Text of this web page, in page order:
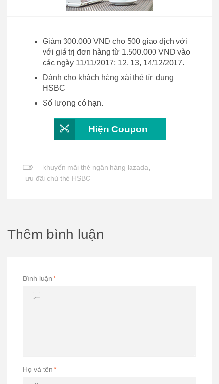
Giảm 300.000 VND cho 500 giao dịch với
với giá trị đơn hàng từ 1.500.000 VND vào
các ngày 11/11/2017; 12, 13, 14/12/2017.
Dành cho khách hàng xài thẻ tín dụng
HSBC
Số lượng có hạn.
Hiện Coupon
khuyến mãi thẻ ngân hàng lazada,
ưu đãi chủ thẻ HSBC
Thêm bình luận
Bình luận*
Họ và tên*